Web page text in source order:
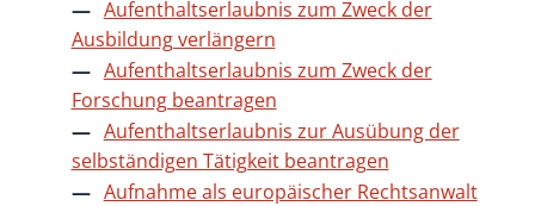
Aufenthaltserlaubnis zum Zweck der
Ausbildung verlängern
Aufenthaltserlaubnis zum Zweck der
Forschung beantragen
Aufenthaltserlaubnis zur Ausübung der
selbständigen Tätigkeit beantragen
Aufnahme als europäischer Rechtsanwalt